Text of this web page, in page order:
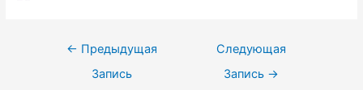
Навигация
← Предыдущая
Запись
Следующая
Запись →